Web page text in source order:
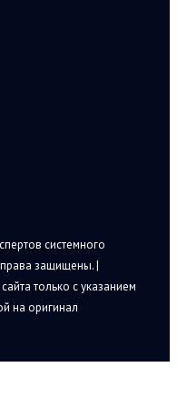
системного
защищены. |
только с указанием
на оригинал